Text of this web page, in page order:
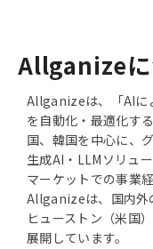
Allganizeに
Allganizeは、「AIに
を自動化・最適化す
国、韓国を中心に、
生成AI・LLMソリュ
マーケットでの事業
Allganizeは、国内外
ヒューストン（米国
展開しています。